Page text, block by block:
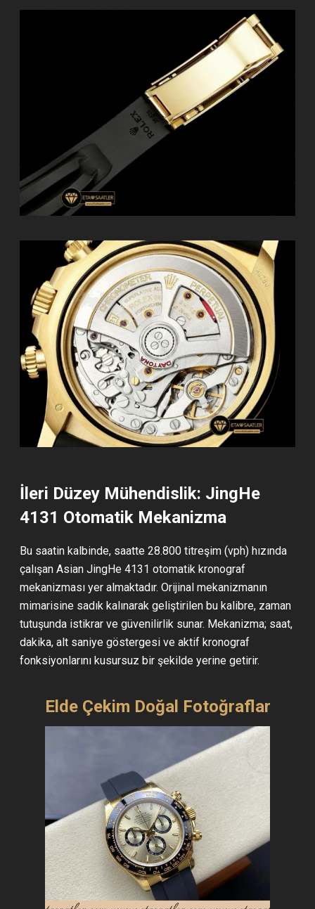
İleri Düzey Mühendislik: JingHe
4131 Otomatik Mekanizma
Bu saatin kalbinde, saatte 28.800 titreşim (vph) hızında
çalışan Asian JingHe 4131 otomatik kronograf
mekanizması yer almaktadır. Orijinal mekanizmanın
mimarisine sadık kalınarak geliştirilen bu kalibre, zaman
tutuşunda istikrar ve güvenilirlik sunar. Mekanizma; saat,
dakika, alt saniye göstergesi ve aktif kronograf
fonksiyonlarını kusursuz bir şekilde yerine getirir.
Elde Çekim Doğal Fotoğraflar